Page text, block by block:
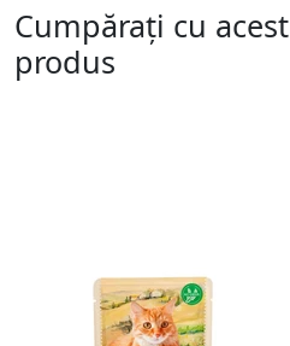
Cumpărați cu acest
produs